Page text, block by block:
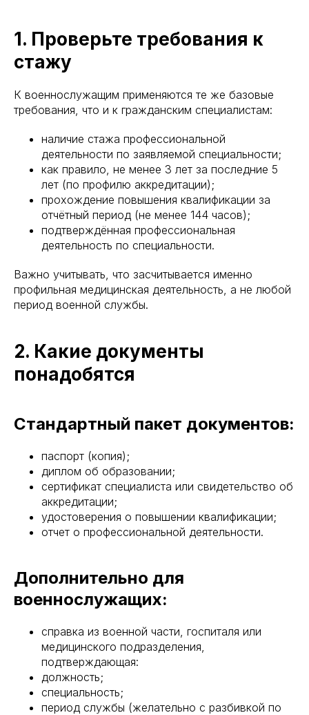
1. Проверьте требования к
стажу
К военнослужащим применяются те же базовые
требования, что и к гражданским специалистам:
наличие стажа профессиональной
деятельности по заявляемой специальности;
как правило, не менее 3 лет за последние 5
лет (по профилю аккредитации);
прохождение повышения квалификации за
отчётный период (не менее 144 часов);
подтверждённая профессиональная
деятельность по специальности.
Важно учитывать, что засчитывается именно
профильная медицинская деятельность, а не любой
период военной службы.
2. Какие документы
понадобятся
Стандартный пакет документов:
паспорт (копия);
диплом об образовании;
сертификат специалиста или свидетельство об
аккредитации;
удостоверения о повышении квалификации;
отчет о профессиональной деятельности.
Дополнительно для
военнослужащих:
справка из военной части, госпиталя или
медицинского подразделения,
подтверждающая:
должность;
специальность;
период службы (желательно с разбивкой по